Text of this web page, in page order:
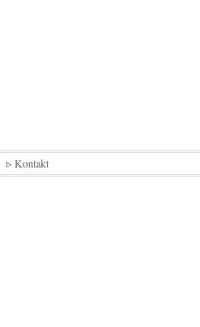
▹ Kontakt